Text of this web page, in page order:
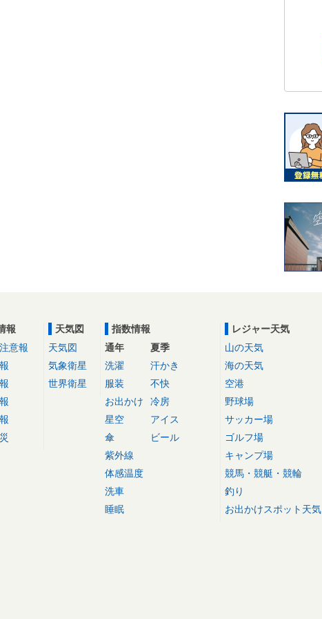
報
意報
天気図
天気図
気象衛星
世界衛星
指数情報
通年
洗濯
服装
お出かけ
星空
傘
紫外線
体感温度
洗車
睡眠
夏季
汗かき
不快
冷房
アイス
ビール
レジャー天気
山の天気
海の天気
空港
野球場
サッカー場
ゴルフ場
キャンプ場
競馬・競艇・競輪
釣り
お出かけスポット天気